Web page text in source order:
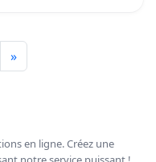
»
en ligne. Créez une